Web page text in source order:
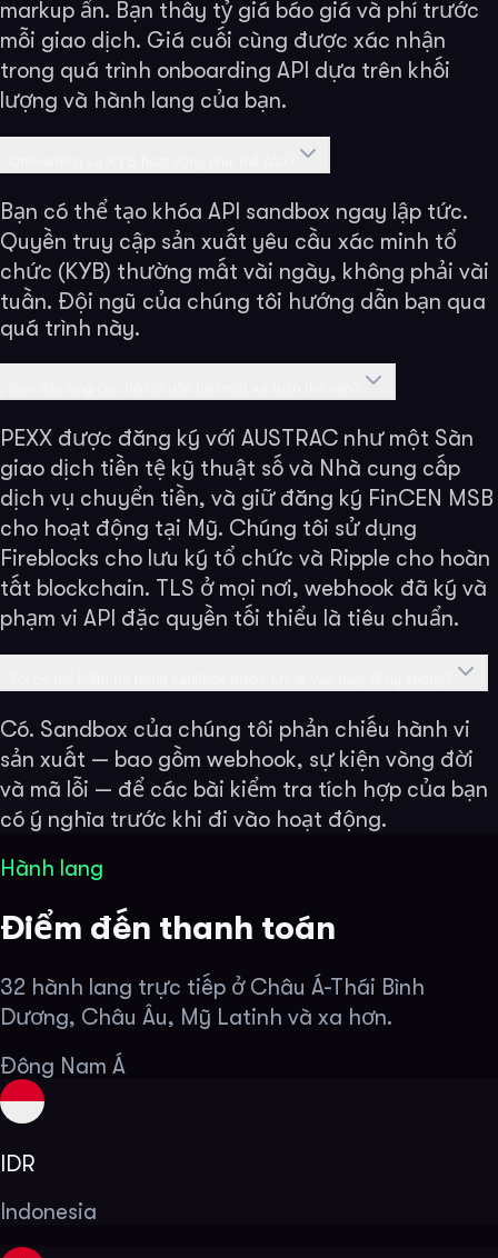
markup ẩn. Bạn thấy tỷ giá báo giá và phí trước
mỗi giao dịch. Giá cuối cùng được xác nhận
trong quá trình onboarding API dựa trên khối
lượng và hành lang của bạn.
Bạn có thể tạo khóa API sandbox ngay lập tức.
Quyền truy cập sản xuất yêu cầu xác minh tổ
chức (KYB) thường mất vài ngày, không phải vài
tuần. Đội ngũ của chúng tôi hướng dẫn bạn qua
quá trình này.
PEXX được đăng ký với AUSTRAC như một Sàn
giao dịch tiền tệ kỹ thuật số và Nhà cung cấp
dịch vụ chuyển tiền, và giữ đăng ký FinCEN MSB
cho hoạt động tại Mỹ. Chúng tôi sử dụng
Fireblocks cho lưu ký tổ chức và Ripple cho hoàn
tất blockchain. TLS ở mọi nơi, webhook đã ký và
phạm vi API đặc quyền tối thiểu là tiêu chuẩn.
Có. Sandbox của chúng tôi phản chiếu hành vi
sản xuất — bao gồm webhook, sự kiện vòng đời
và mã lỗi — để các bài kiểm tra tích hợp của bạn
có ý nghĩa trước khi đi vào hoạt động.
Hành lang
Điểm đến thanh toán
32 hành lang trực tiếp ở Châu Á-Thái Bình
Dương, Châu Âu, Mỹ Latinh và xa hơn.
Đông Nam Á
IDR
Indonesia